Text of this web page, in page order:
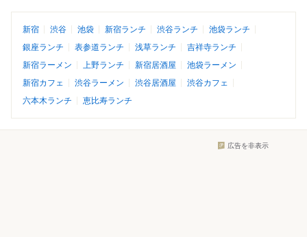
新宿 渋谷 池袋 新宿ランチ 渋谷ランチ
池袋ランチ
銀座ランチ
表参道ランチ 浅草ランチ
吉祥寺ランチ
新宿ラーメン
上野ランチ 新宿居酒屋
池袋ラーメン
新宿カフェ
渋谷ラーメン 渋谷居酒屋
渋谷カフェ
六本木ランチ
恵比寿ランチ
広告を非表示